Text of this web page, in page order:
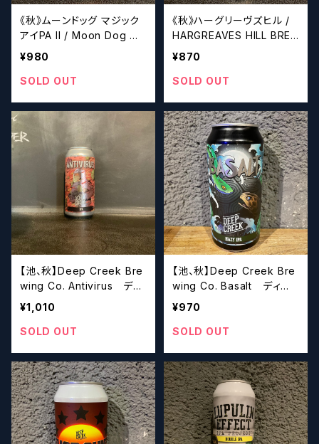
《秋》ムーンドッグ マジック
アイPA II / Moon Dog Ma
gic Eye PA II
¥980
SOLD OUT
《秋》ハーグリーヴズヒル /
HARGREAVES HILL BRE
WERY COMPANY Gin B
¥870
SOLD OUT
【池、秋】Deep Creek Bre
wing Co. Antivirus ディ
ープクリーク アンチ ウィ
ルス
¥1,010
SOLD OUT
【池、秋】Deep Creek Bre
wing Co. Basalt ディー
プクリーク バソールト
¥970
SOLD OUT